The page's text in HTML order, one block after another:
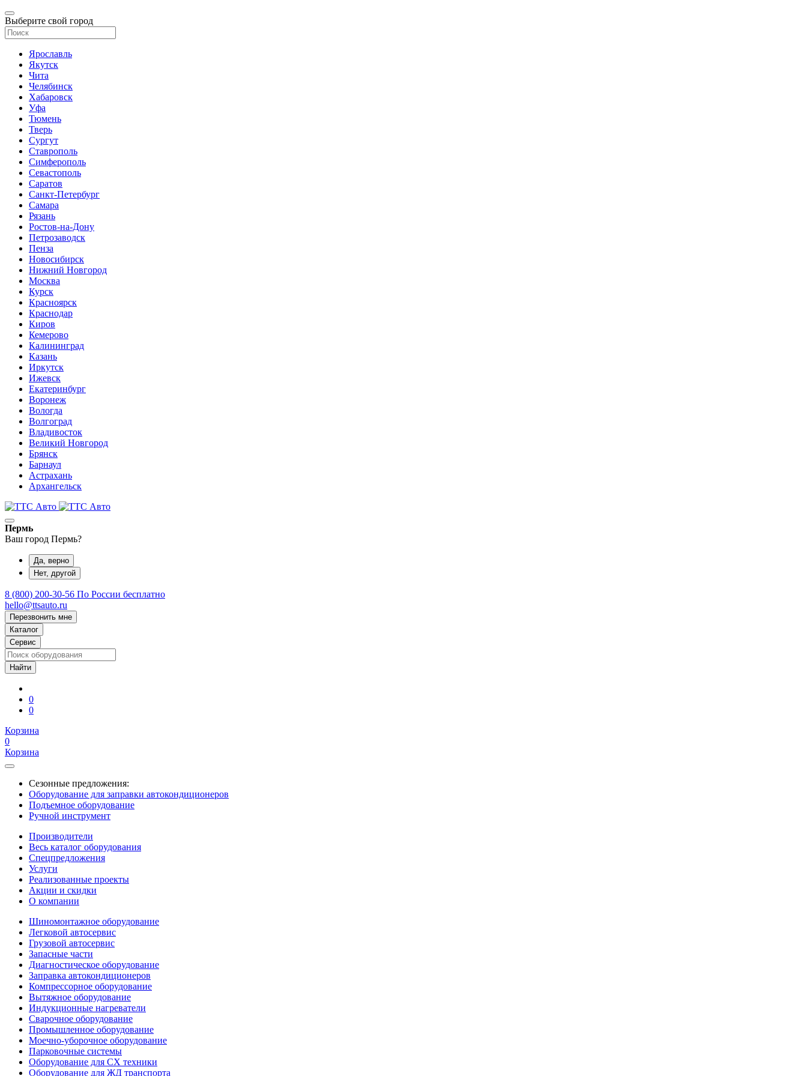
Выберите свой город
Ярославль
Якутск
Чита
Челябинск
Хабаровск
Уфа
Тюмень
Тверь
Сургут
Ставрополь
Симферополь
Севастополь
Саратов
Санкт-Петербург
Самара
Рязань
Ростов-на-Дону
Петрозаводск
Пенза
Новосибирск
Нижний Новгород
Москва
Курск
Красноярск
Краснодар
Киров
Кемерово
Калининград
Казань
Иркутск
Ижевск
Екатеринбург
Воронеж
Вологда
Волгоград
Владивосток
Великий Новгород
Брянск
Барнаул
Астрахань
Архангельск
Пермь
Ваш город Пермь?
Да, верно
Нет, другой
8 (800) 200-30-56 По России бесплатно
hello@ttsauto.ru
Перезвонить мне
Каталог
Сервис
0
0
Корзина
0
Корзина
Сезонные предложения:
Оборудование для заправки автокондиционеров
Подъемное оборудование
Ручной инструмент
Производители
Весь каталог оборудования
Спецпредложения
Услуги
Реализованные проекты
Акции и скидки
О компании
Шиномонтажное оборудование
Легковой автосервис
Грузовой автосервис
Запасные части
Диагностическое оборудование
Заправка автокондиционеров
Компрессорное оборудование
Вытяжное оборудование
Индукционные нагреватели
Сварочное оборудование
Промышленное оборудование
Моечно-уборочное оборудование
Парковочные системы
Оборудование для СХ техники
Оборудование для ЖД транспорта